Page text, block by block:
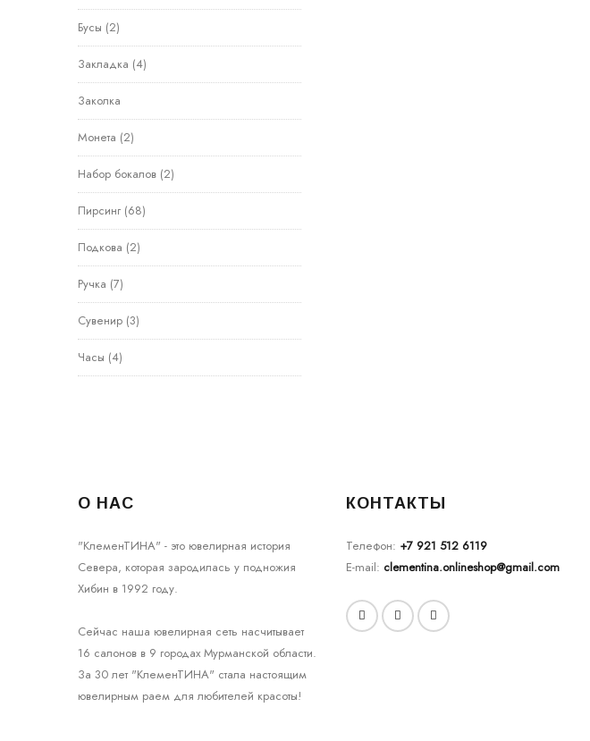
Бусы (2)
Закладка (4)
Заколка
Монета (2)
Набор бокалов (2)
Пирсинг (68)
Подкова (2)
Ручка (7)
Сувенир (3)
Часы (4)
О НАС
"КлеменТИНА" - это ювелирная история
Севера, которая зародилась у подножия
Хибин в 1992 году.
Сейчас наша ювелирная сеть насчитывает
16 салонов в 9 городах Мурманской области.
За 30 лет "КлеменТИНА" стала настоящим
ювелирным раем для любителей красоты!
КОНТАКТЫ
Телефон: +7 921 512 6119
E-mail: clementina.onlineshop@gmail.com